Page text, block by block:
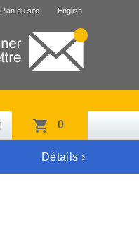
Plan du site English
0
Détails ›